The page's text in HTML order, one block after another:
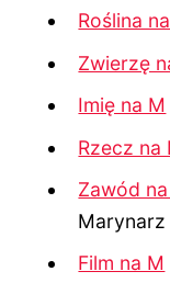
Roślina
Zwierzę
Imię na M
Rzecz na
Zawód
Marynarz
Film na M